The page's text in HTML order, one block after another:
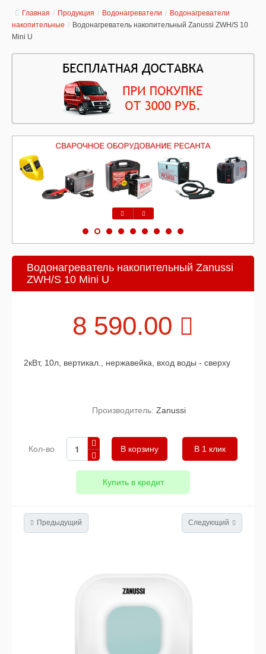
Главная / Продукция / Водонагреватели / Водонагреватели
накопительные / Водонагреватель накопительный Zanussi ZWH/S 10
Mini U
Водонагреватель накопительный Zanussi
ZWH/S 10 Mini U
8 590.00
2кВт, 10л, вертикал., нержавейка, вход воды - сверху
Производитель: Zanussi
Кол-во В 1 клик
Купить в кредит
Предыдущий Следующий